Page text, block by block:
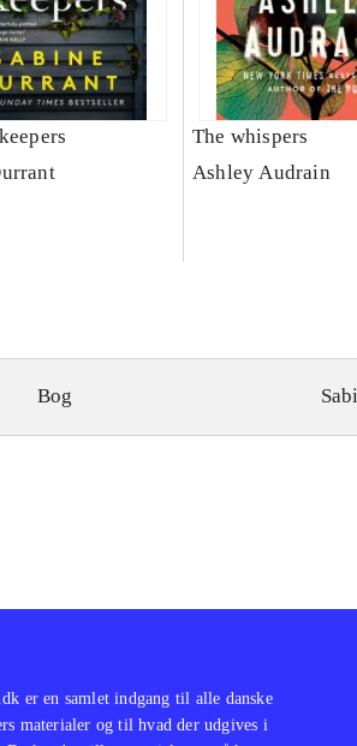
The whispers
Ashley Audrain
Bog
er en samlet indgang til alle danske
materialer og til hvad der udgives i